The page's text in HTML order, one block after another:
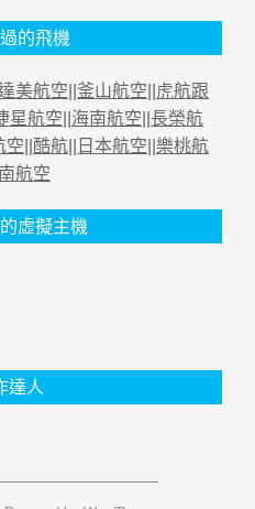
的飛機
美航空 釜山航空
虎航跟
星航空 海南航空 長榮航
空 酷航 日本航空 樂桃航
航空
虛擬主機
達人